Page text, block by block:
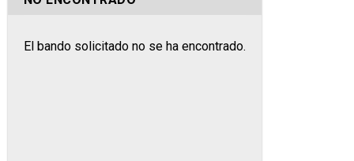
El bando solicitado no se ha encontrado.